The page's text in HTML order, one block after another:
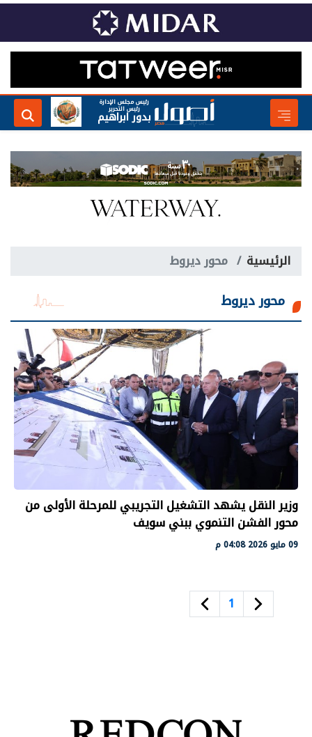
رئيس مجلس الإدارة
رئيس التحرير
بدور ابراهيم
الرئيسية محور ديروط
محور ديروط
وزير النقل يشهد التشغيل التجريبي للمرحلة الأولى من
محور الفشن التنموي ببني سويف
09 مايو 2026 04:08 م
1